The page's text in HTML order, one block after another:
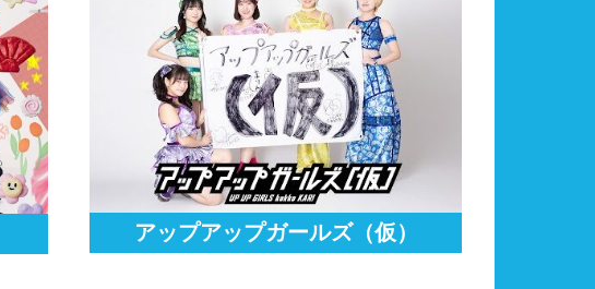
アップアップガールズ（仮）